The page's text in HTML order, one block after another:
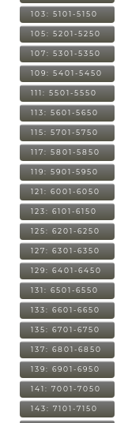
103: 5101-5150
105: 5201-5250
107: 5301-5350
109: 5401-5450
111: 5501-5550
113: 5601-5650
115: 5701-5750
117: 5801-5850
119: 5901-5950
121: 6001-6050
123: 6101-6150
125: 6201-6250
127: 6301-6350
129: 6401-6450
131: 6501-6550
133: 6601-6650
135: 6701-6750
137: 6801-6850
139: 6901-6950
141: 7001-7050
143: 7101-7150